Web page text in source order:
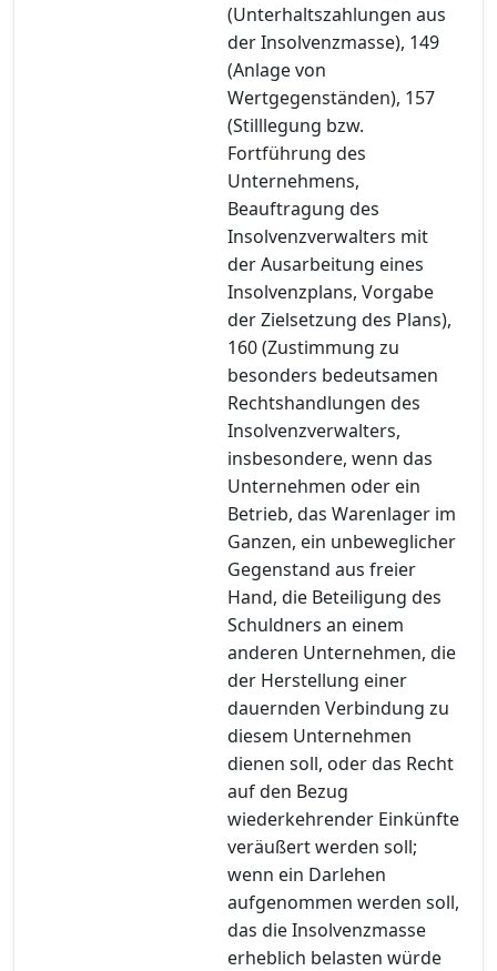
(Unterhaltszahlungen aus
der Insolvenzmasse), 149
(Anlage von
Wertgegenständen), 157
(Stilllegung bzw.
Fortführung des
Unternehmens,
Beauftragung des
Insolvenzverwalters mit
der Ausarbeitung eines
Insolvenzplans, Vorgabe
der Zielsetzung des Plans),
160 (Zustimmung zu
besonders bedeutsamen
Rechtshandlungen des
Insolvenzverwalters,
insbesondere, wenn das
Unternehmen oder ein
Betrieb, das Warenlager im
Ganzen, ein unbeweglicher
Gegenstand aus freier
Hand, die Beteiligung des
Schuldners an einem
anderen Unternehmen, die
der Herstellung einer
dauernden Verbindung zu
diesem Unternehmen
dienen soll, oder das Recht
auf den Bezug
wiederkehrender Einkünfte
veräußert werden soll;
wenn ein Darlehen
aufgenommen werden soll,
das die Insolvenzmasse
erheblich belasten würde